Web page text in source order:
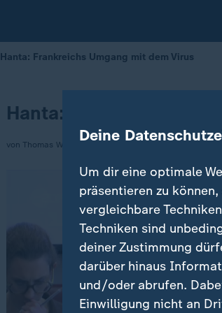
Hanta: Frankreichs Umgang mit dem Virus
Hanta: Frankreichs
von Thomas Walde Deine
Um dir eine optimale
präsentieren zu
vergleichbare
Techniken sind
deiner Zustimmung
darüber hinaus
und/oder abrufen.
Einwilligung nicht an